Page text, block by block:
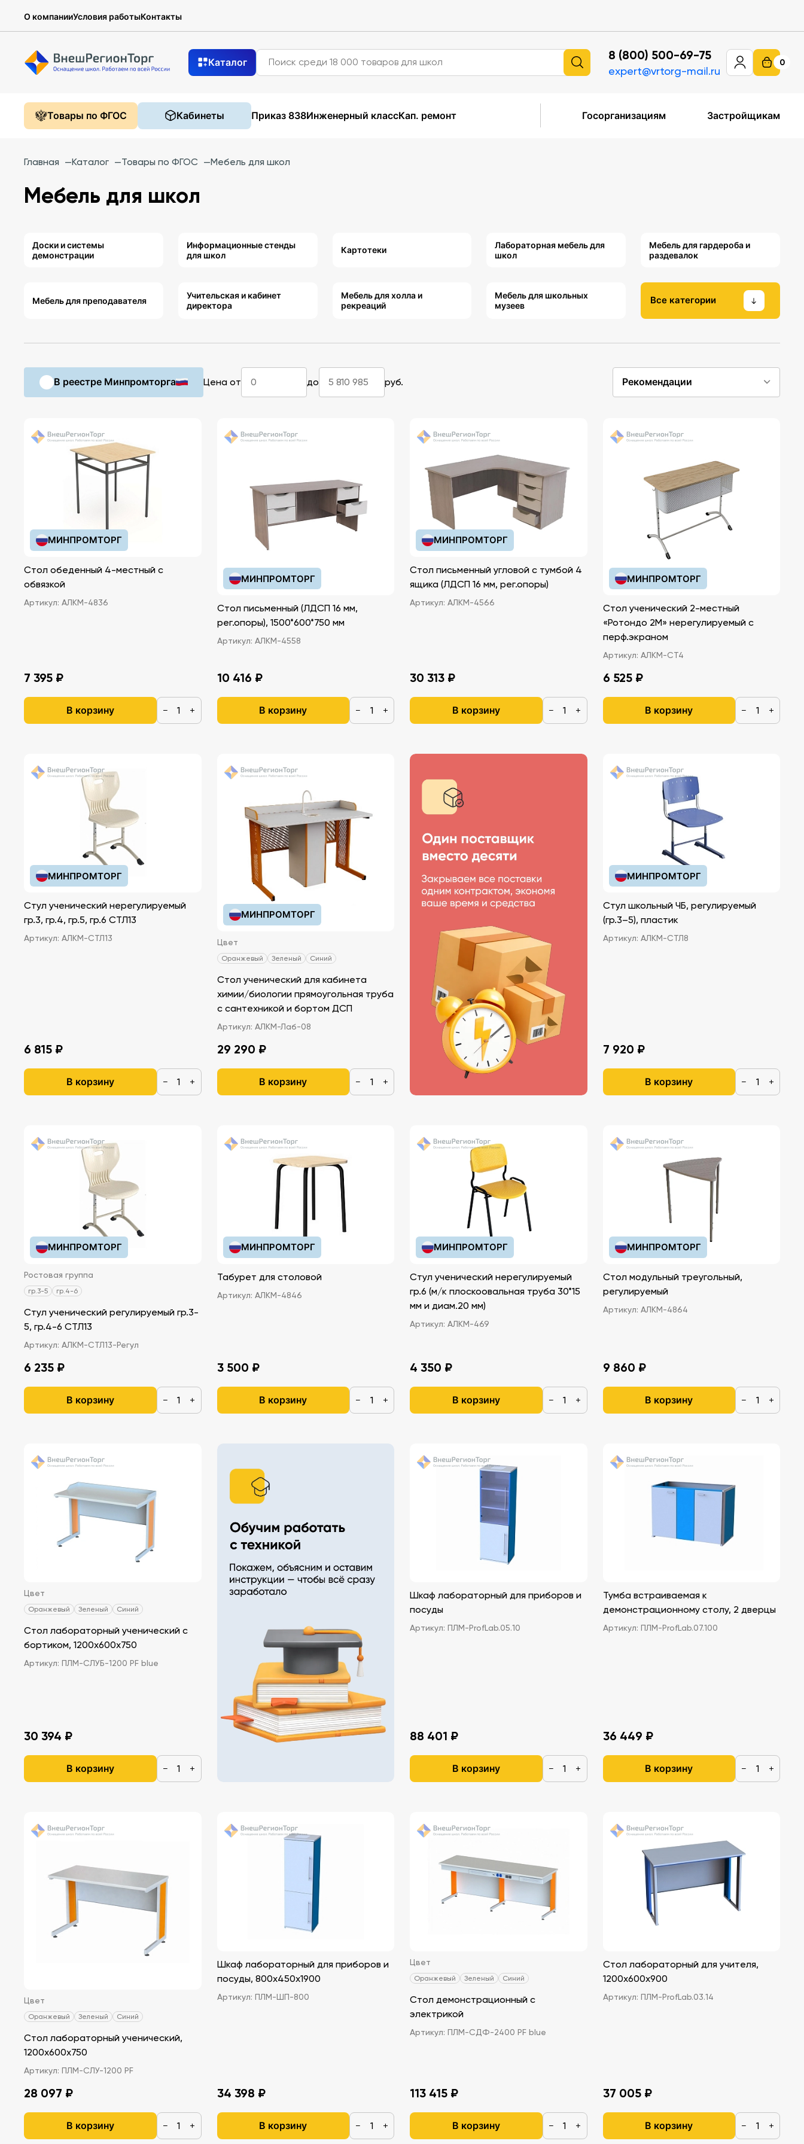
О компанииУсловия работыКонтакты
Каталог 8 (800) 500-69-75
expert@vrtorg-mail.ru
0
Товары по ФГОС Кабинеты Приказ 838Инженерный классКап. ремонт Госорганизациям Застройщикам
Главная —Каталог —Товары по ФГОС —Мебель для школ
Мебель для школ
Доски и системы
демонстрации
Информационные стенды
для школ
Картотеки
Лабораторная мебель для
школ
Мебель для гардероба и
раздевалок
Мебель для преподавателя
Учительская и кабинет
директора
Мебель для холла и
рекреаций
Мебель для школьных
музеев
Все категории
В реестре Минпромторга Цена от до руб. Рекомендации
МИНПРОМТОРГ
Стол обеденный 4-местный с
обвязкой
Артикул: АЛКМ-4836
7 395 ₽
В корзину − +
МИНПРОМТОРГ
Стол письменный (ЛДСП 16 мм,
рег.опоры), 1500*600*750 мм
Артикул: АЛКМ-4558
10 416 ₽
В корзину − +
МИНПРОМТОРГ
Стол письменный угловой с тумбой 4
ящика (ЛДСП 16 мм, рег.опоры)
Артикул: АЛКМ-4566
30 313 ₽
В корзину − +
МИНПРОМТОРГ
Стол ученический 2-местный
«Ротондо 2М» нерегулируемый с
перф.экраном
Артикул: АЛКМ-СТ4
6 525 ₽
В корзину − +
МИНПРОМТОРГ
Стул ученический нерегулируемый
гр.3, гр.4, гр.5, гр.6 СТЛ13
Артикул: АЛКМ-СТЛ13
6 815 ₽
В корзину − +
МИНПРОМТОРГ
Цвет
Оранжевый Зеленый Синий
Стол ученический для кабинета
химии/биологии прямоугольная труба
с сантехникой и бортом ДСП
Артикул: АЛКМ-Лаб-08
29 290 ₽
В корзину − +
МИНПРОМТОРГ
Стул школьный ЧБ, регулируемый
(гр.3–5), пластик
Артикул: АЛКМ-СТЛ8
7 920 ₽
В корзину − +
МИНПРОМТОРГ
Ростовая группа
гр.3-5 гр.4-6
Стул ученический регулируемый гр.3-
5, гр.4-6 СТЛ13
Артикул: АЛКМ-СТЛ13-Регул
6 235 ₽
В корзину − +
МИНПРОМТОРГ
Табурет для столовой
Артикул: АЛКМ-4846
3 500 ₽
В корзину − +
МИНПРОМТОРГ
Стул ученический нерегулируемый
гр.6 (м/к плоскоовальная труба 30*15
мм и диам.20 мм)
Артикул: АЛКМ-469
4 350 ₽
В корзину − +
МИНПРОМТОРГ
Стол модульный треугольный,
регулируемый
Артикул: АЛКМ-4864
9 860 ₽
В корзину − +
Цвет
Оранжевый Зеленый Синий
Стол лабораторный ученический c
бортиком, 1200х600х750
Артикул: ПЛМ-СЛУБ-1200 PF bluе
30 394 ₽
В корзину − +
Шкаф лабораторный для приборов и
посуды
Артикул: ПЛМ-ProfLab.05.10
88 401 ₽
В корзину − +
Тумба встраиваемая к
демонстрационному столу, 2 дверцы
Артикул: ПЛМ-ProfLab.07.100
36 449 ₽
В корзину − +
Цвет
Оранжевый Зеленый Синий
Стол лабораторный ученический,
1200х600х750
Артикул: ПЛМ-СЛУ-1200 PF
28 097 ₽
В корзину − +
Шкаф лабораторный для приборов и
посуды, 800х450х1900
Артикул: ПЛМ-ШП-800
34 398 ₽
В корзину − +
Цвет
Оранжевый Зеленый Синий
Стол демонстрационный с
электрикой
Артикул: ПЛМ-СДФ-2400 PF bluе
113 415 ₽
В корзину − +
Стол лабораторный для учителя,
1200х600х900
Артикул: ПЛМ-ProfLab.03.14
37 005 ₽
В корзину − +